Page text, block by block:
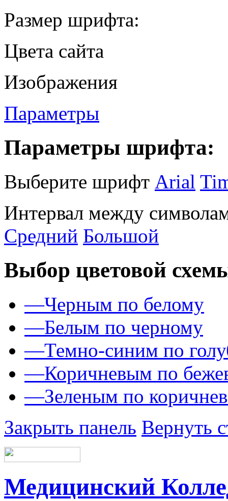
Размер шрифта:
Цвета сайта
Изображения
Параметры
Параметры шрифта:
Выберите шрифт Arial
Интервал между
Средний Большой
Выбор цветовой
—Черным по белому
—Белым по черному
—Темно-синим по
—Коричневым по
—Зеленым по
Закрыть панель Вернуть
Медицинский